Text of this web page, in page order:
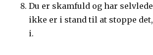
Du er skamfuld og har
ikke er i stand til at stoppe
i.